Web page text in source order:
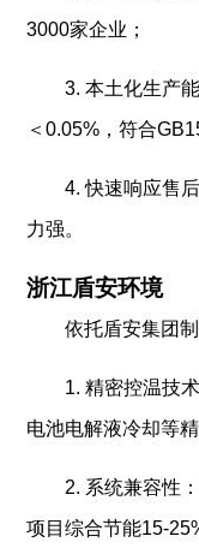
3000家企业；
3. 本土化生产
＜0.05%，符合
4. 快速响应售
力强。
浙江盾安环境
依托盾安集团
1. 精密控温技
电池电解液冷却等精
2. 系统兼容性
项目综合节能15-